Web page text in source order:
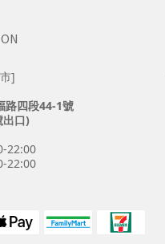
]
路四段44-1號
口)
22:00
22:00